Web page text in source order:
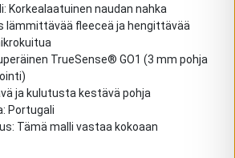
Korkealaatuinen naudan nahka
lämmittävää fleeceä ja hengittävää
TrueSense® GO1 (3 mm pohja
ja kulutusta kestävä pohja
Portugali
Tämä malli vastaa kokoaan